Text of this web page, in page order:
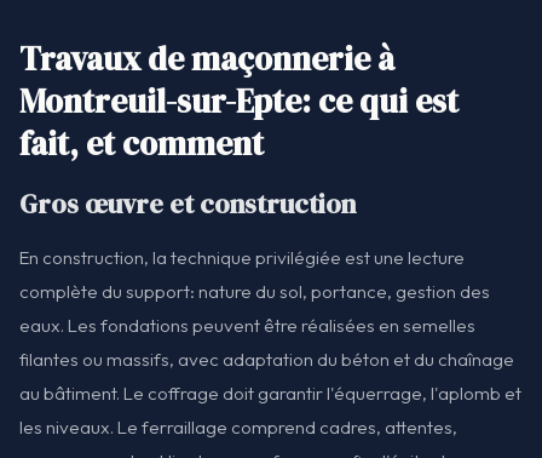
Travaux de maçonnerie à
Montreuil-sur-Epte: ce qui est
fait, et comment
Gros œuvre et construction
En construction, la technique privilégiée est une lecture
complète du support: nature du sol, portance, gestion des
eaux. Les fondations peuvent être réalisées en semelles
filantes ou massifs, avec adaptation du béton et du chaînage
au bâtiment. Le coffrage doit garantir l'équerrage, l'aplomb et
les niveaux. Le ferraillage comprend cadres, attentes,